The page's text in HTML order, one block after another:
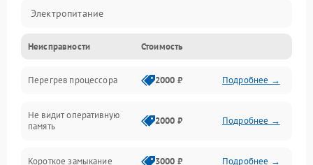
Электропитание
Корпус/Герметичность
Механика
ПО/Микропрограмма
Неисправности Стоимость
Перегрев процессора 2000 ₽ Подробнее →
Не видит оперативную
память
2000 ₽ Подробнее →
Короткое замыкание 3000 ₽ Подробнее →